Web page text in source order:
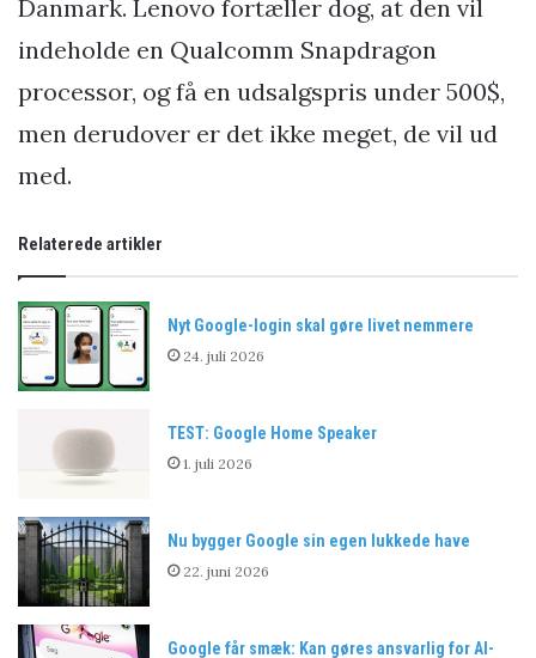
Danmark. Lenovo fortæller dog, at den vil
indeholde en Qualcomm Snapdragon
processor, og få en udsalgspris under 500$,
men derudover er det ikke meget, de vil ud
med.
Relaterede artikler
Nyt Google-login skal gøre livet nemmere
24. juli 2026
TEST: Google Home Speaker
1. juli 2026
Nu bygger Google sin egen lukkede have
22. juni 2026
Google får smæk: Kan gøres ansvarlig for AI-